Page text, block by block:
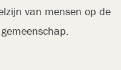
van mensen op de